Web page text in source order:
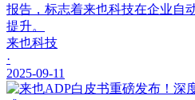
报告，标志着来也科技在企业自
提升。
来也科技
·
2025-09-11